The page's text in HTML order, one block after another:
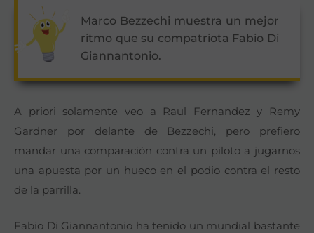
Marco Bezzechi muestra un mejor
ritmo que su compatriota Fabio Di
Giannantonio.
A priori solamente veo a Raul Fernandez y Remy
Gardner por delante de Bezzechi, pero prefiero
mandar una comparación contra un piloto a jugarnos
una apuesta por un hueco en el podio contra el resto
de la parrilla.
Fabio Di Giannantonio ha tenido un mundial bastante